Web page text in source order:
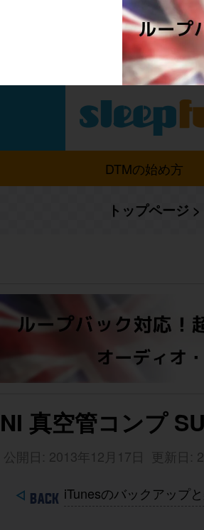
DTMの始め方
トップページ >
NI 真空管コンプ
公開日: 2013年12月17日
更新日:
iTunesのバックアップ